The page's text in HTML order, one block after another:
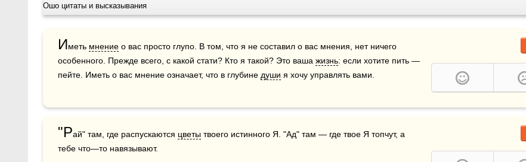
Ошо цитаты и высказывания
Иметь мнение о вас просто глупо. В том, что я не составил о вас мнения, нет ничего
особенного. Прежде всего, с какой стати? Кто я такой? Это ваша жизнь: если хотите пить —
пейте. Иметь о вас мнение означает, что в глубине души я хочу управлять вами.
"Рай" там, где распускаются цветы твоего истинного Я. "Ад" там — где твое Я топчут, а
тебе что—то навязывают.